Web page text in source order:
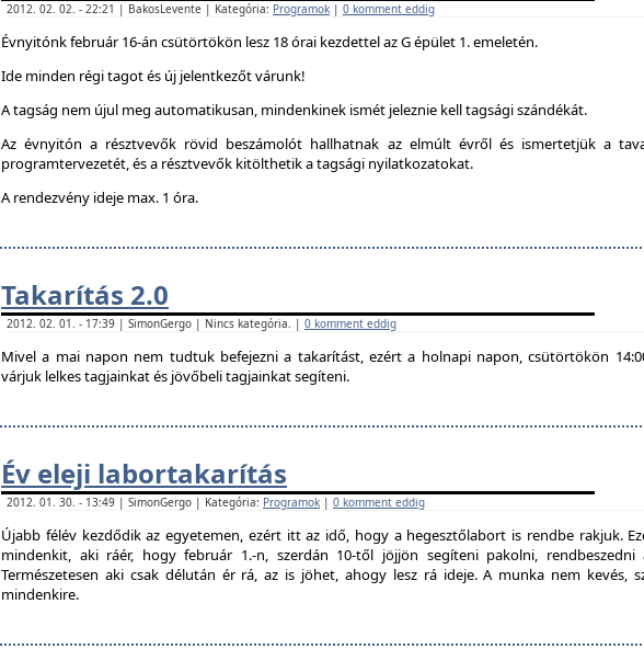
2012. 02. 02. - 22:21 | BakosLevente | Kategória: Programok | 0 komment eddig
Évnyitónk február 16-án csütörtökön lesz 18 órai kezdettel az G épület 1. emeletén.
Ide minden régi tagot és új jelentkezőt várunk!
A tagság nem újul meg automatikusan, mindenkinek ismét jeleznie kell tagsági szándékát.
Az évnyitón a résztvevők rövid beszámolót hallhatnak az elmúlt évről és ismertetjük a
programtervezetét, és a résztvevők kitölthetik a tagsági nyilatkozatokat.
A rendezvény ideje max. 1 óra.
Takarítás 2.0
2012. 02. 01. - 17:39 | SimonGergo | Nincs kategória. | 0 komment eddig
Mivel a mai napon nem tudtuk befejezni a takarítást, ezért a holnapi napon, csütörtökön
várjuk lelkes tagjainkat és jövőbeli tagjainkat segíteni.
Év eleji labortakarítás
2012. 01. 30. - 13:49 | SimonGergo | Kategória: Programok | 0 komment eddig
Újabb félév kezdődik az egyetemen, ezért itt az idő, hogy a hegesztőlabort is rendbe rakjuk.
mindenkit, aki ráér, hogy február 1.-n, szerdán 10-től jöjjön segíteni pakolni, rendbeszedni
Természetesen aki csak délután ér rá, az is jöhet, ahogy lesz rá ideje. A munka nem kevés,
mindenkire.